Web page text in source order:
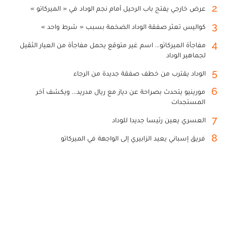
2 عرض خارجي يفتح باب الرحيل أمام نجم الوداد في « الميركاتو »
3 كواليس تعثر صفقة الوداد الضخمة بسبب « شرط واحد »
4
مفاجأة الميركاتو... اسم غير متوقع يحمل مفاجأة من العيار الثقيل
لجماهير الوداد
5 الوداد يقترب من خطف صفقة جديدة من الرجاء
6
مورينيو يتحدث بصراحة عن دياز مع ريال مدريد... ويكشف آخر
المستجدات
7 العسري يعين رئيسا جديدا للوداد
8 فريق إسباني يعيد الزابيري إلى الواجهة في الميركاتو